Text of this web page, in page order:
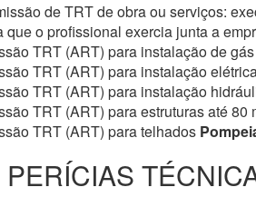
de TRT de obra ou serviços:
que o profissional exercia junta a
TRT (ART) para instalação de gás
TRT (ART) para instalação
TRT (ART) para instalação
TRT (ART) para estruturas até 80
TRT (ART) para telhados
PERÍCIAS